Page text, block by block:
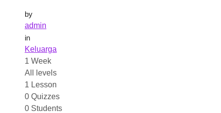
by
admin
in
Keluarga
1 Week
All levels
1 Lesson
0 Quizzes
0 Students